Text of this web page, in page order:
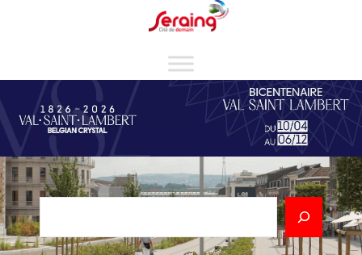
Rechercher
Cookies management panel